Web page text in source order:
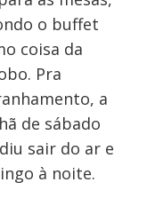
o buffet
coisa da
Pra
a
de sábado
sair do ar e
à noite.